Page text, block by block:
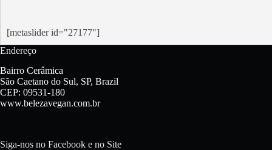
[metaslider id="27177"]
Endereço
Bairro Cerâmica
São Caetano do Sul, SP, Brazil
CEP: 09531-180
www.belezavegan.com.br
Siga-nos no Facebook e no Site